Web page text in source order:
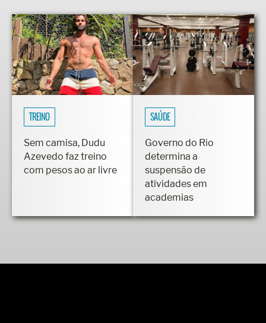
TREINO
Sem camisa, Dudu
Azevedo faz treino
com pesos ao ar livre
SAÚDE
Governo do Rio
determina a
suspensão de
atividades em
academias